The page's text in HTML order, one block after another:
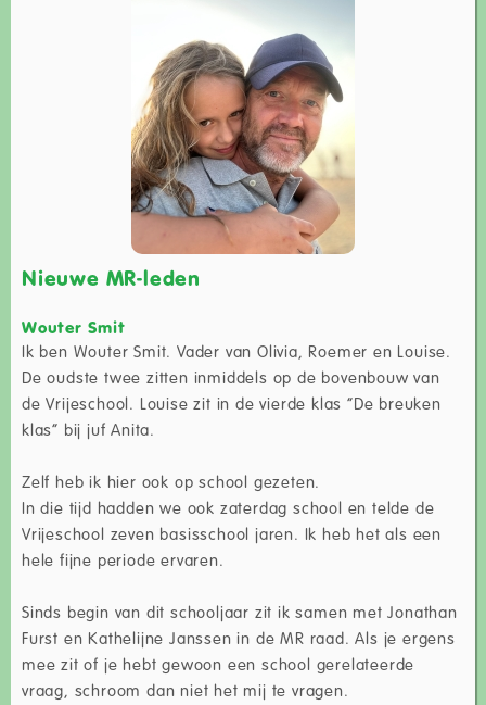
Nieuwe MR-leden
Wouter Smit
Ik ben Wouter Smit. Vader van Olivia, Roemer en Louise.
De oudste twee zitten inmiddels op de bovenbouw van
de Vrijeschool. Louise zit in de vierde klas “De breuken
klas” bij juf Anita.
Zelf heb ik hier ook op school gezeten.
In die tijd hadden we ook zaterdag school en telde de
Vrijeschool zeven basisschool jaren. Ik heb het als een
hele fijne periode ervaren.
Sinds begin van dit schooljaar zit ik samen met Jonathan
Furst en Kathelijne Janssen in de MR raad. Als je ergens
mee zit of je hebt gewoon een school gerelateerde
vraag, schroom dan niet het mij te vragen.